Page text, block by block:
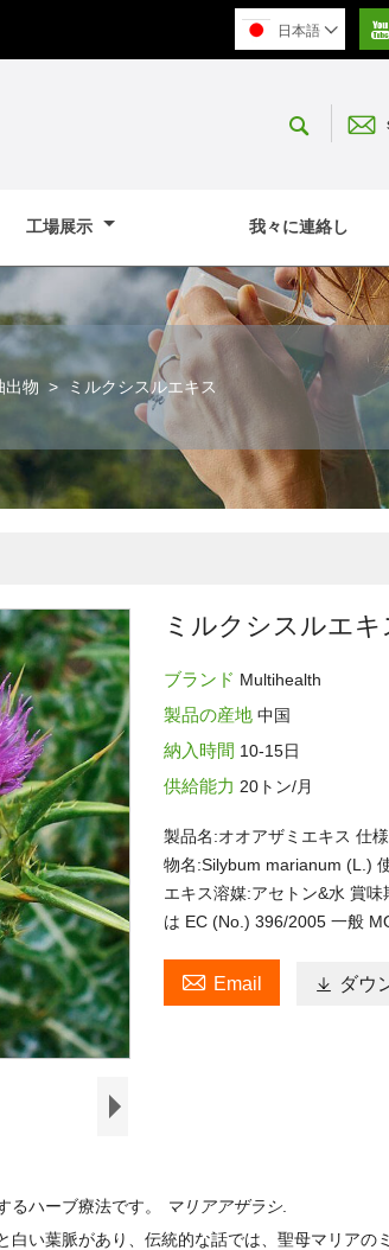

日本語 
 
工場展示 我々に連絡し
出物 > ミルクシスルエキス
ミルクシスルエキ
ブランド Multihealth
製品の産地中国
納入時間 10-15日
供給能力 20トン/月
製品名:オオアザミエキス 仕
物名:Silybum marianum (L.)
エキス溶媒:アセトン&水 賞
は EC (No.) 396/2005 一般
 Email  ダウ
るハーブ療法です。 マリアアザラシ
白い葉脈があり、伝統的な話では、聖母マリアの